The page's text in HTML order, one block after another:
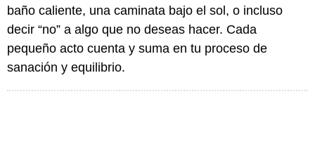
baño caliente, una caminata bajo el sol, o incluso
decir “no” a algo que no deseas hacer. Cada
pequeño acto cuenta y suma en tu proceso de
sanación y equilibrio.